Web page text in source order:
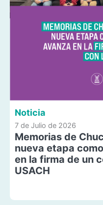
Noticia
7 de Julio de 2026
Memorias de
nueva etapa
en la firma de un
USACH